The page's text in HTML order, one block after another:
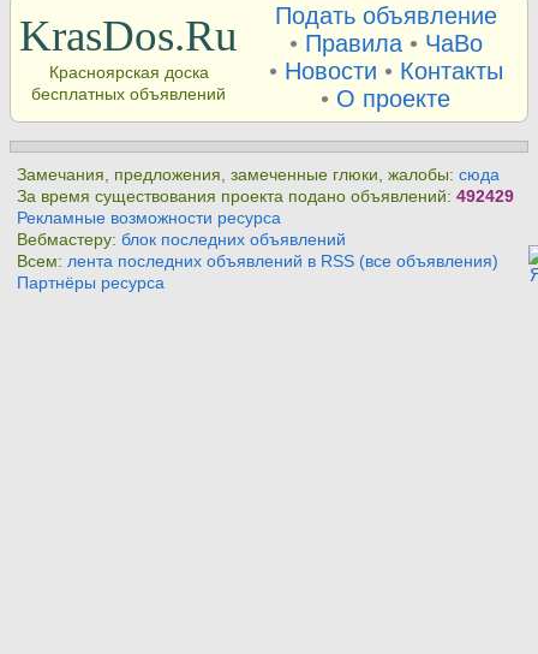
KrasDos.Ru
Красноярская доска
бесплатных объявлений
Подать объявление
• Правила• ЧаВо
• Новости • Контакты
• О проекте
Замечания, предложения, замеченные глюки, жалобы:сюда
За время существования проекта подано объявлений:492429
Рекламные возможности ресурса
Вебмастеру:блок последних объявлений
Всем: лента последних объявлений в RSS (все объявления)
Партнёры ресурса